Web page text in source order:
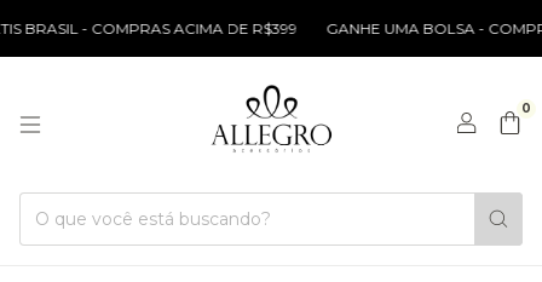
- COMPRAS ACIMA DE R$399 GANHE UMA BOLSA -
0